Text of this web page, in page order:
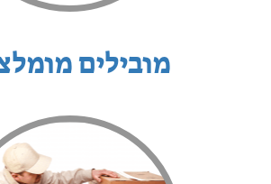
מובילים